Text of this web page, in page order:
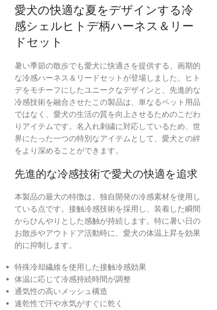
愛犬の快適な夏をデザインする冷
感シェルヒトデ柄ハーネス＆リー
ドセット
暑い季節の散歩でも愛犬に快適さを提供する、画期的
な冷感ハーネス＆リードセットが登場しました。ヒト
デをモチーフにしたユニークなデザインと、先進的な
冷感技術を融合させたこの製品は、単なるペット用品
ではなく、愛犬の生活の質を向上させるためのこだわ
りアイテムです。名入れ刺繍に対応しているため、世
界にたった一つの特別なアイテムとして、愛犬との絆
をより深めることができます。
先進的な冷感技術で愛犬の快適を追求
本製品の最大の特徴は、独自開発の冷感素材を使用し
ている点です。接触冷感技術を採用し、装着した瞬間
からひんやりとした感触が持続します。特に暑い日の
お散歩やアウトドア活動時に、愛犬の体温上昇を効果
的に抑制します。
特殊冷却繊維を使用した接触冷感効果
体温に応じて冷感持続時間が調整
通気性の高いメッシュ構造
速乾性で汗や水気がすぐに乾く